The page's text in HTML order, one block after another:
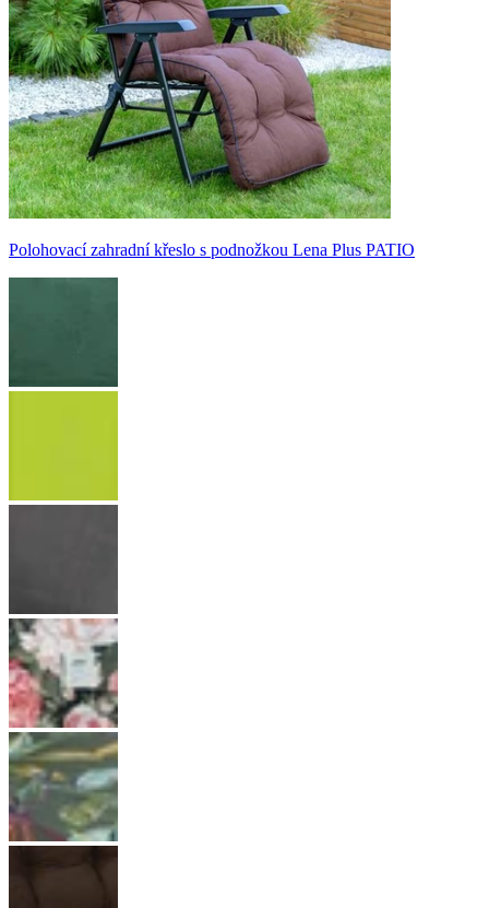
Polohovací zahradní křeslo s podnožkou Lena Plus PATIO